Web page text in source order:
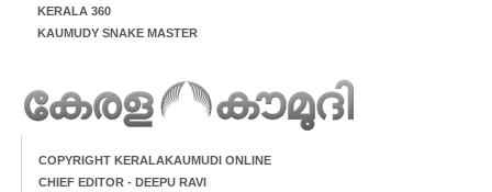
KERALA 360
KAUMUDY SNAKE MASTER
COPYRIGHT KERALAKAUMUDI ONLINE
CHIEF EDITOR - DEEPU RAVI